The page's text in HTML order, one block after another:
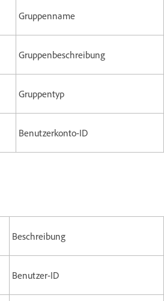
Gruppenname
Gruppenbeschreibung
Gruppentyp
Benutzerkonto-ID
Beschreibung
Benutzer-ID